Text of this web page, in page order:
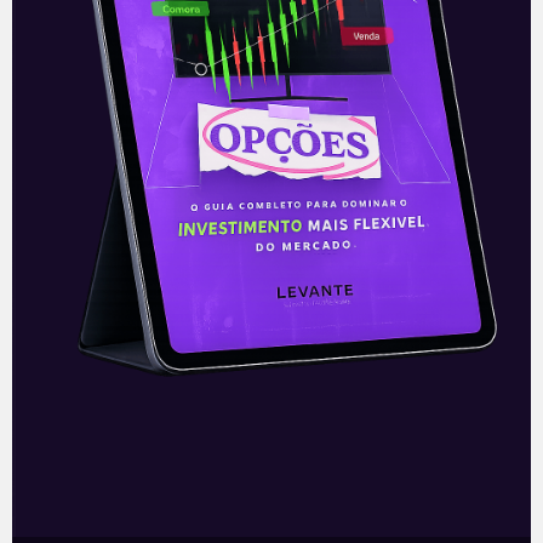
Analistas temem que haverá cortes e
afrouxamentos de tópicos da proposta feita
pelo governo. Sobre isso, tenho uma notícia
boa e uma notícia ruim. A notícia ruim é que,
de fato, esse processo ocorrerá.
Se na iniciativa privada não existe almoço
grátis, na política não existe boa vontade
gratuita. Serão feitos ajustes para que o